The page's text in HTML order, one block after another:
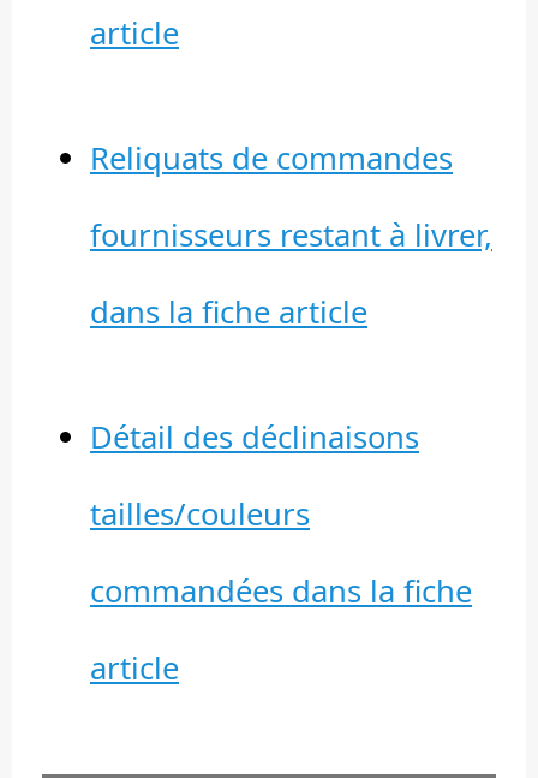
article
Reliquats de commandes
fournisseurs restant à livrer,
dans la fiche article
Détail des déclinaisons
tailles/couleurs
commandées dans la fiche
article